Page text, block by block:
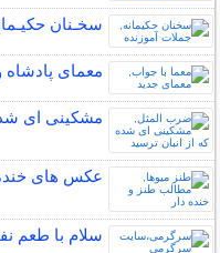
سخـنان
معمای پادشاه
مشکینی ای
عکس های خنده
سلام با طعم